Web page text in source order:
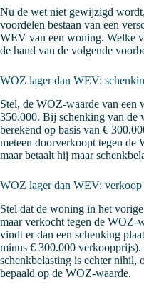
Nu de wet niet gewijzigd
voordelen bestaan van een
WEV van een woning. Welke
de hand van de volgende
WOZ lager dan WEV:
Stel, de WOZ-waarde van
350.000. Bij schenking van de
berekend op basis van €
meteen doorverkoopt tegen
maar betaalt hij maar
WOZ lager dan WEV:
Stel dat de woning in het
maar verkocht tegen de WOZ-
vindt er dan een schenking
minus € 300.000
schenkbelasting is echter nihil,
bepaald op de WOZ-waarde.